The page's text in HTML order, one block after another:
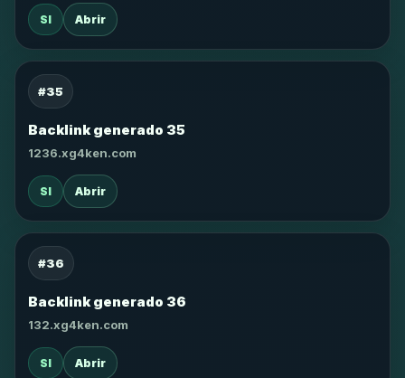
SI Abrir
#35
Backlink generado 35
1236.xg4ken.com
SI Abrir
#36
Backlink generado 36
132.xg4ken.com
SI Abrir